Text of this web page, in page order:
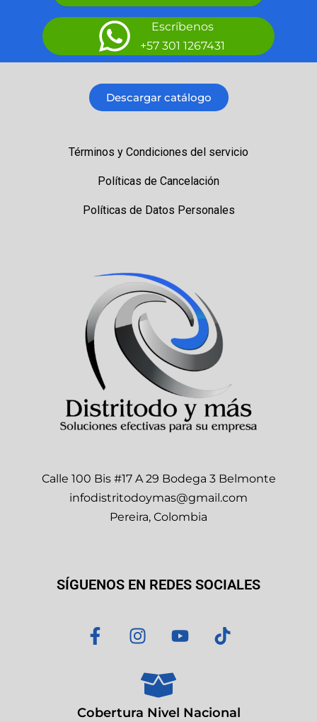
Escríbenos
+57 301 1267431
Descargar catálogo
Términos y Condiciones del servicio
Políticas de Cancelación
Políticas de Datos Personales
Calle 100 Bis #17 A 29 Bodega 3 Belmonte
infodistritodoymas@gmail.com
Pereira, Colombia
SÍGUENOS EN REDES SOCIALES
F
a
o
I
n
t
a
g
Y
o
b
T
i
k
Cobertura Nivel Nacional